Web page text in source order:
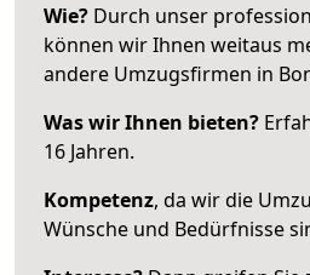
Wie? Durch unser
können wir Ihnen weitaus
andere Umzugsfirmen in
Was wir Ihnen bieten?
16 Jahren.
Kompetenz, da wir die
Wünsche und Bedürfnisse